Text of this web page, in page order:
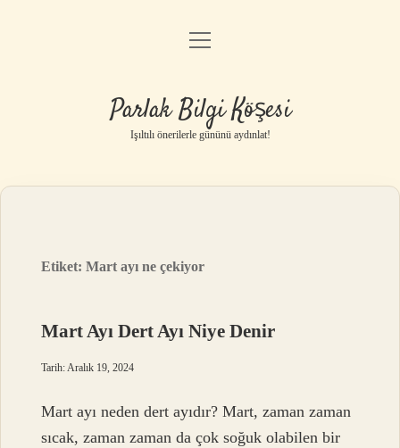
Anasayfa
Yasal Uyarı
menüyü
Parlak Bilgi Köşesi
Işıltılı önerilerle gününü aydınlat!
Etiket:Mart ayı ne çekiyor
Mart Ayı Dert Ayı Niye Denir
Tarih: Aralık 19, 2024
Mart ayı neden dert ayıdır? Mart, zaman zaman
sıcak, zaman zaman da çok soğuk olabilen bir